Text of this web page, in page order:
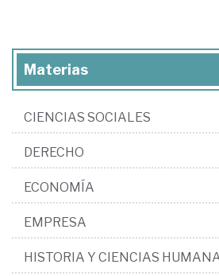
Materias
CIENCIAS SOCIALES
DERECHO
ECONOMÍA
EMPRESA
HISTORIA Y CIENCIAS